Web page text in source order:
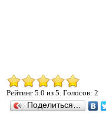
Рейтинг 5.0 из 5 . Голосов: 2
Поделиться…